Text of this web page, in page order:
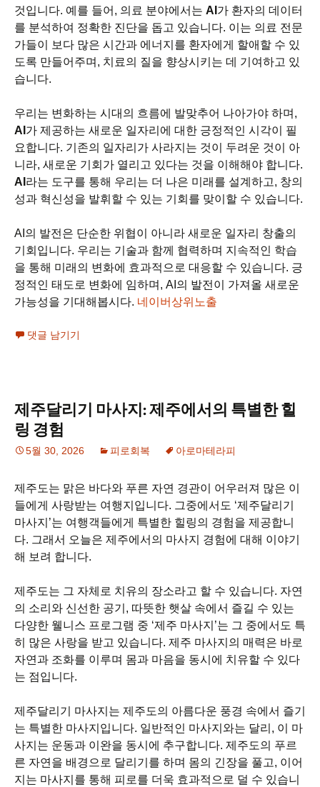
것입니다. 예를 들어, 의료 분야에서는 AI 가 환자의 데이터
를 분석하여 정확한 진단을 돕고 있습니다. 이는 의료 전문
가들이 보다 많은 시간과 에너지를 환자에게 할애할 수 있
도록 만들어주며, 치료의 질을 향상시키는 데 기여하고 있
습니다.
우리는 변화하는 시대의 흐름에 발맞추어 나아가야 하며,
AI 가 제공하는 새로운 일자리에 대한 긍정적인 시각이 필
요합니다. 기존의 일자리가 사라지는 것이 두려운 것이 아
니라, 새로운 기회가 열리고 있다는 것을 이해해야 합니다.
AI 라는 도구를 통해 우리는 더 나은 미래를 설계하고, 창의
성과 혁신성을 발휘할 수 있는 기회를 맞이할 수 있습니다.
AI의 발전은 단순한 위협이 아니라 새로운 일자리 창출의
기회입니다. 우리는 기술과 함께 협력하며 지속적인 학습
을 통해 미래의 변화에 효과적으로 대응할 수 있습니다. 긍
정적인 태도로 변화에 임하며, AI의 발전이 가져올 새로운
가능성을 기대해봅시다. 네이버상위노출
댓글 남기기
제주달리기 마사지: 제주에서의 특별한 힐
링 경험
5월 30, 2026 피로회복 아로마테라피
제주도는 맑은 바다와 푸른 자연 경관이 어우러져 많은 이
들에게 사랑받는 여행지입니다. 그중에서도 ‘제주달리기
마사지’는 여행객들에게 특별한 힐링의 경험을 제공합니
다. 그래서 오늘은 제주에서의 마사지 경험에 대해 이야기
해 보려 합니다.
제주도는 그 자체로 치유의 장소라고 할 수 있습니다. 자연
의 소리와 신선한 공기, 따뜻한 햇살 속에서 즐길 수 있는
다양한 웰니스 프로그램 중 ‘제주 마사지’는 그 중에서도 특
히 많은 사랑을 받고 있습니다. 제주 마사지의 매력은 바로
자연과 조화를 이루며 몸과 마음을 동시에 치유할 수 있다
는 점입니다.
제주달리기 마사지는 제주도의 아름다운 풍경 속에서 즐기
는 특별한 마사지입니다. 일반적인 마사지와는 달리, 이 마
사지는 운동과 이완을 동시에 추구합니다. 제주도의 푸르
른 자연을 배경으로 달리기를 하며 몸의 긴장을 풀고, 이어
지는 마사지를 통해 피로를 더욱 효과적으로 덜 수 있습니